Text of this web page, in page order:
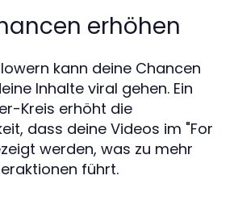
erhöhen
kann deine Chancen
Inhalte viral gehen. Ein
Kreis erhöht die
dass deine Videos im "For
werden, was zu mehr
führt.